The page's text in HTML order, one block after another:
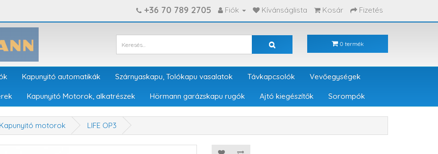
+36 70 789 2705 Fiók Kívánságlista Kosár Fizetés
0 termék
Kapunyitó automatikák Szárnyaskapu, Tolókapu vasalatok Távkapcsolók Vevőegységek
Kapunyitó Motorok, alkatrészek Hörmann garázskapu rugók Ajtó kiegészítők Sorompók
Kapunyitó motorok LIFE OP3